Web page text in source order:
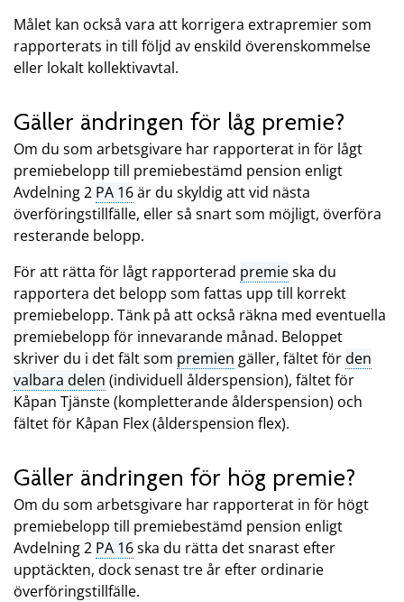
Målet kan också vara att korrigera extrapremier som
rapporterats in till följd av enskild överenskommelse
eller lokalt kollektivavtal.
Gäller ändringen för låg premie?
Om du som arbetsgivare har rapporterat in för lågt
premiebelopp till premiebestämd pension enligt
Avdelning 2 PA 16är du skyldig att vid nästa
överföringstillfälle, eller så snart som möjligt, överföra
resterande belopp.
För att rätta för lågt rapporterad premieska du
rapportera det belopp som fattas upp till korrekt
premiebelopp. Tänk på att också räkna med eventuella
premiebelopp för innevarande månad. Beloppet
skriver du i det fält som premien gäller, fältetförden
valbara delen (individuell ålderspension), fältetför
Kåpan Tjänste (kompletterande ålderspension) och
fältetför Kåpan Flex (ålderspension flex).
Gäller ändringen för hög premie?
Om du som arbetsgivare har rapporterat in för högt
premiebelopp till premiebestämd pension enligt
Avdelning 2 PA 16ska du rätta det snarast efter
upptäckten, dock senast tre år efter ordinarie
överföringstillfälle.